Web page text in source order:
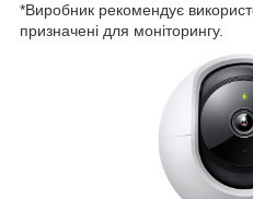
*Виробник рекомендує
призначені для моніторингу.